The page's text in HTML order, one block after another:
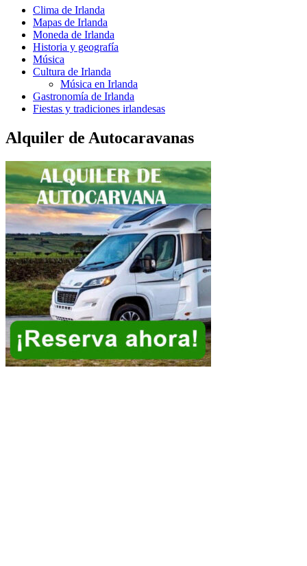
Clima de Irlanda
Mapas de Irlanda
Moneda de Irlanda
Historia y geografía
Música
Cultura de Irlanda
Música en Irlanda
Gastronomía de Irlanda
Fiestas y tradiciones irlandesas
Alquiler de Autocaravanas